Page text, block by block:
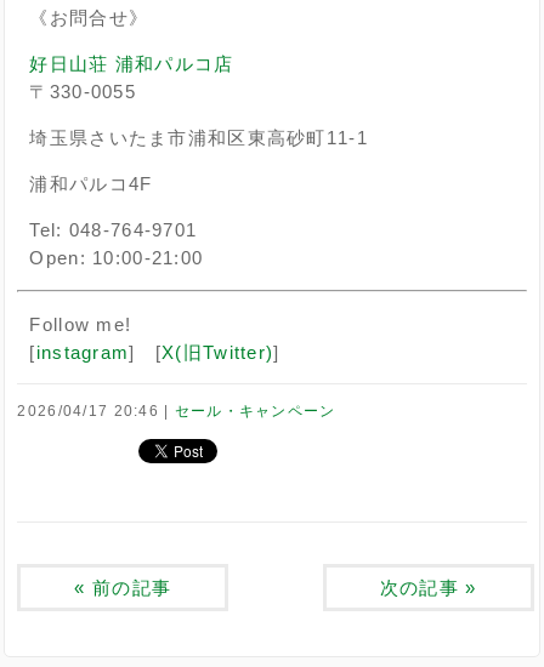
《お問合せ》
好日山荘 浦和パルコ店
〒330-0055
埼玉県さいたま市浦和区東高砂町11-1
浦和パルコ4F
Tel: 048-764-9701
Open: 10:00-21:00
Follow me!
[instagram] [X(旧Twitter)]
2026/04/17 20:46 セール・キャンペーン
« 前の記事 次の記事 »